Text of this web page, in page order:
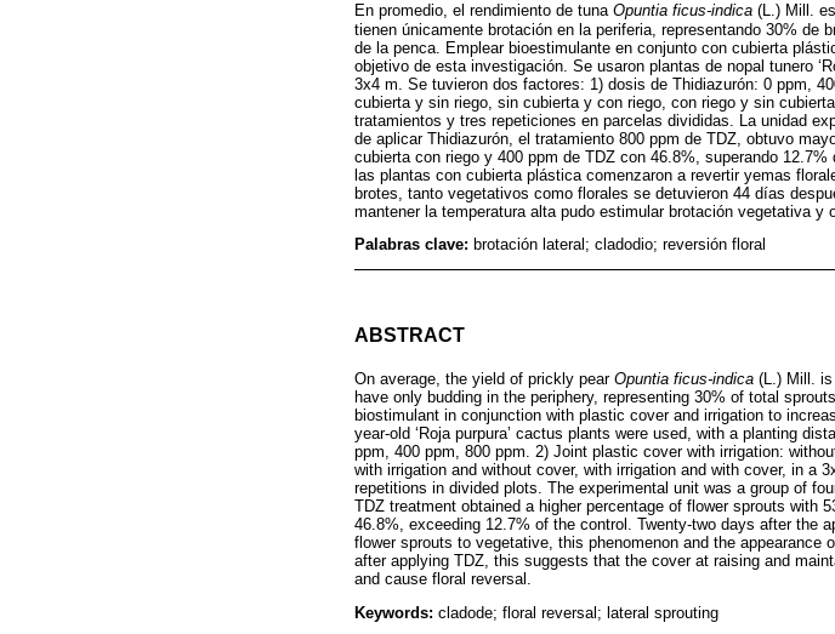
En promedio, el rendimiento de tuna Opuntia ficus-indica (L.) Mill.
tienen únicamente brotación en la periferia, representando 30% de
de la penca. Emplear bioestimulante en conjunto con cubierta
objetivo de esta investigación. Se usaron plantas de nopal tunero
3x4 m. Se tuvieron dos factores: 1) dosis de Thidiazurón: 0 ppm,
cubierta y sin riego, sin cubierta y con riego, con riego y sin
tratamientos y tres repeticiones en parcelas divididas. La unidad
de aplicar Thidiazurón, el tratamiento 800 ppm de TDZ, obtuvo
cubierta con riego y 400 ppm de TDZ con 46.8%, superando
las plantas con cubierta plástica comenzaron a revertir yemas
brotes, tanto vegetativos como florales se detuvieron 44 días
mantener la temperatura alta pudo estimular brotación vegetativa y
Palabras clave: brotación lateral; cladodio; reversión floral
ABSTRACT
On average, the yield of prickly pear Opuntia ficus-indica (L.) Mill.
have only budding in the periphery, representing 30% of total
biostimulant in conjunction with plastic cover and irrigation to
year-old ‘Roja purpura’ cactus plants were used, with a planting
ppm, 400 ppm, 800 ppm. 2) Joint plastic cover with irrigation:
with irrigation and without cover, with irrigation and with cover, in a
repetitions in divided plots. The experimental unit was a group of
TDZ treatment obtained a higher percentage of flower sprouts with
46.8%, exceeding 12.7% of the control. Twenty-two days after the
flower sprouts to vegetative, this phenomenon and the
after applying TDZ, this suggests that the cover at raising and
and cause floral reversal.
Keywords: cladode; floral reversal; lateral sprouting